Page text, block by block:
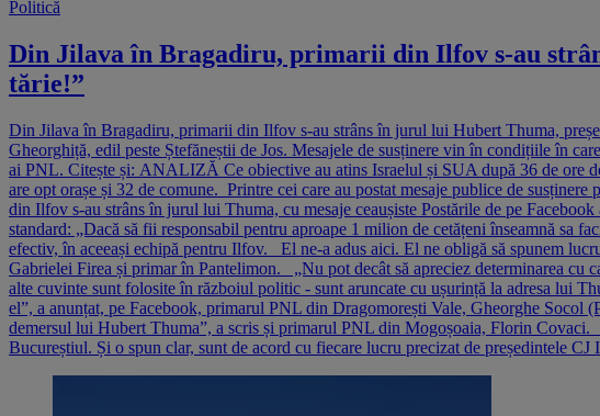
Politică
Din Jilava în Bragadiru, primarii din Ilfov s-au
tărie!”
Din Jilava în Bragadiru, primarii din Ilfov s-au strâns în jurul lui Hubert Thuma,
Gheorghiță, edil peste Ștefăneștii de Jos. Mesajele de susținere vin în condițiile în
ai PNL. Citește și: ANALIZĂ Ce obiective au atins Israelul și SUA după 36 de ore
are opt orașe și 32 de comune. Printre cei care au postat mesaje publice de
din Ilfov s-au strâns în jurul lui Thuma, cu mesaje ceaușiste Postările de pe
standard: „Dacă să fii responsabil pentru aproape 1 milion de cetățeni înseamnă sa
efectiv, în aceeași echipă pentru Ilfov. El ne-a adus aici. El ne obligă să spunem
Gabrielei Firea și primar în Pantelimon. „Nu pot decât să apreciez determinarea cu
alte cuvinte sunt folosite în războiul politic - sunt aruncate cu ușurință la adresa lui
el”, a anunțat, pe Facebook, primarul PNL din Dragomorești Vale, Gheorghe Socol
demersul lui Hubert Thuma”, a scris și primarul PNL din Mogoșoaia, Florin
Bucureștiul. Și o spun clar, sunt de acord cu fiecare lucru precizat de președintele